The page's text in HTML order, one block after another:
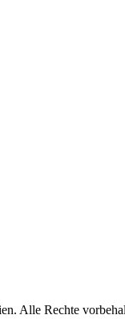
Alle Rechte